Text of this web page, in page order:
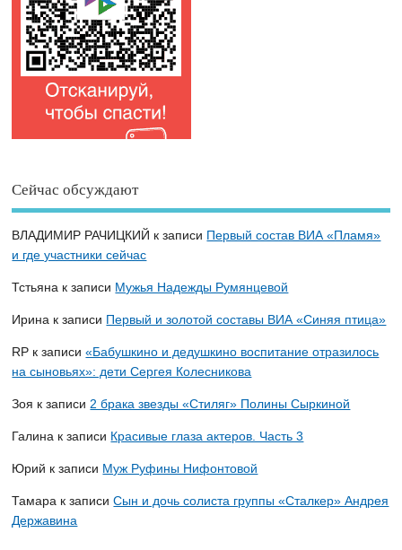
Сейчас обсуждают
ВЛАДИМИР РАЧИЦКИЙ к записи Первый состав ВИА «Пламя»
и где участники сейчас
Тстьяна к записи Мужья Надежды Румянцевой
Ирина к записи Первый и золотой составы ВИА «Синяя птица»
RP к записи«Бабушкино и дедушкино воспитание отразилось
на сыновьях»: дети Сергея Колесникова
Зоя к записи2 брака звезды «Стиляг» Полины Сыркиной
Галина к записи Красивые глаза актеров. Часть 3
Юрий к записи Муж Руфины Нифонтовой
Тамара к записиСын и дочь солиста группы «Сталкер» Андрея
Державина